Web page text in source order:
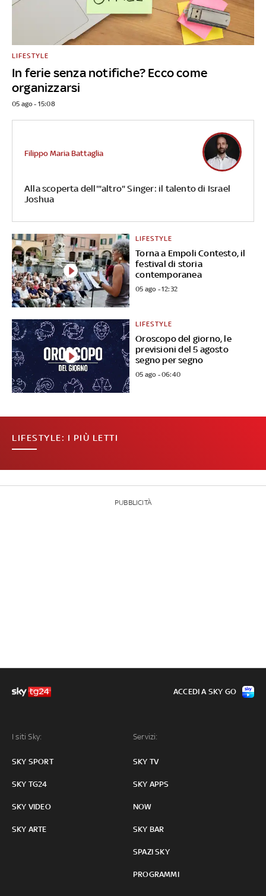
In ferie senza notifiche? Ecco come
organizzarsi
LIFESTYLE
05 ago - 15:08
Alla scoperta dell'"altro" Singer: il talento di Israel
Joshua
Filippo Maria Battaglia
Torna a Empoli Contesto, il
festival di storia
contemporanea
LIFESTYLE
05 ago - 12:32
Oroscopo del giorno, le
previsioni del 5 agosto
segno per segno
LIFESTYLE
05 ago - 06:40
LIFESTYLE: I PIÙ LETTI
PUBBLICITÀ
I siti Sky:
SKY SPORT
SKY TG24
SKY VIDEO
SKY ARTE
Servizi:
SKY TV
SKY APPS
NOW
SKY BAR
SPAZI SKY
PROGRAMMI
ACCEDI A SKY GO